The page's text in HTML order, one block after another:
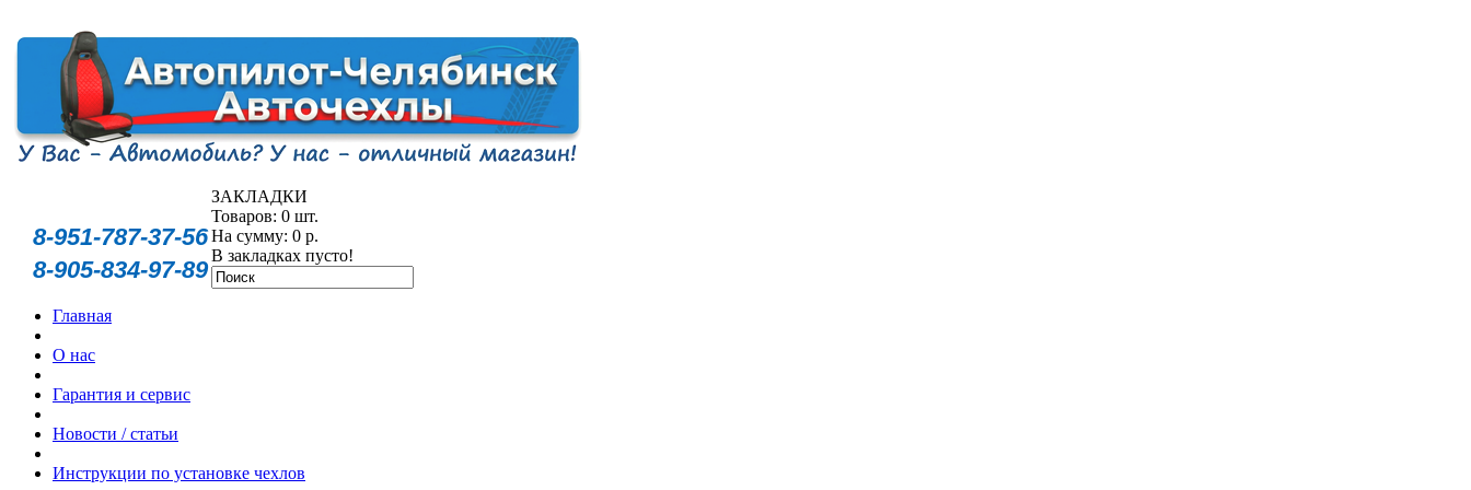
8-951-787-37-56
8-905-834-97-89
ЗАКЛАДКИ
Товаров: 0 шт.
На сумму: 0 р.
В закладках пусто!
Главная
О нас
Гарантия и сервис
Новости / статьи
Инструкции по установке чехлов